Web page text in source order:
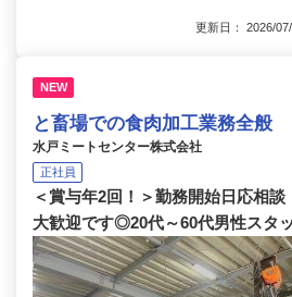
更新日： 2026/
NEW
と畜場での食肉加工業務全般
水戸ミートセンター株式会社
正社員
＜賞与年2回！＞勤務開始日応相
大歓迎です◎20代～60代男性スタ